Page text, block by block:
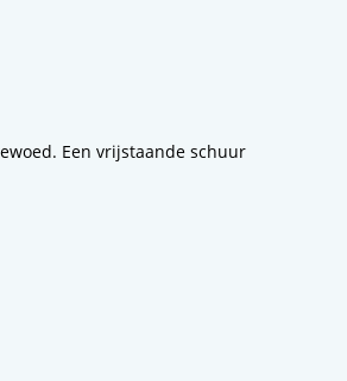
Een vrijstaande schuur